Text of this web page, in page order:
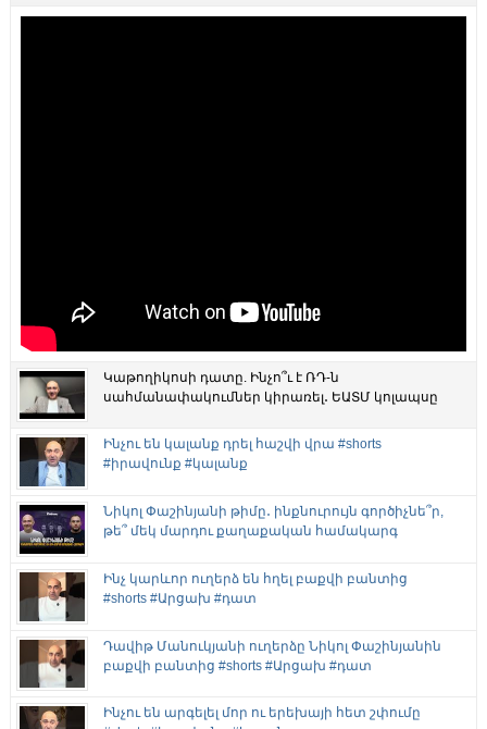
Կաթողիկոսի դատը. Ինչո՞ւ է ՌԴ-ն
սահմանափակումներ կիրառել․ ԵԱՏՄ կոլապսը
Ինչու են կալանք դրել հաշվի վրա #shorts
#իրավունք #կալանք
Նիկոլ Փաշինյանի թիմը․ ինքնուրույն գործիչնե՞ր,
թե՞ մեկ մարդու քաղաքական համակարգ
Ինչ կարևոր ուղերձ են հղել բաքվի բանտից
#shorts #Արցախ #դատ
Դավիթ Մանուկյանի ուղերձը Նիկոլ Փաշինյանին
բաքվի բանտից #shorts #Արցախ #դատ
Ինչու են արգելել մոր ու երեխայի հետ շփումը